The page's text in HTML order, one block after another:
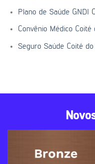
Plano de Saúde GNDI
Convênio Médico Coité
Seguro Saúde Coité do